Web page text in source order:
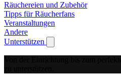
Räuchereien und Zubehör
Tipps für Räucherfans
Veranstaltungen
Andere
Unterstützen
Show submenu for